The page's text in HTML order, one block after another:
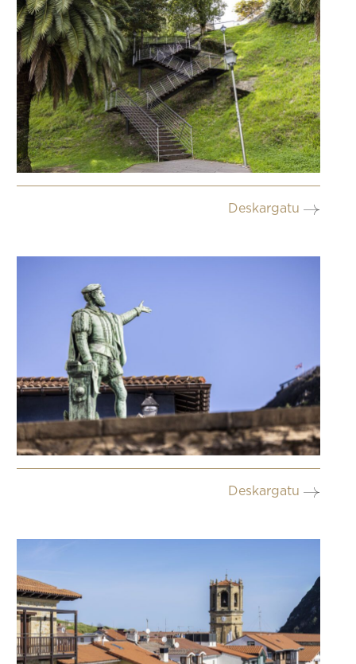
Deskargatu
Deskargatu